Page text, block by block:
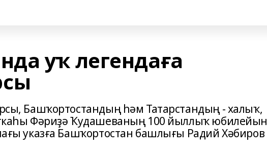
уҡ легендаға
Башҡортостандың һәм Татарстандың - халыҡ,
Фәриҙә Ҡудашеваның 100 йыллыҡ юбилейын
указға Башҡортостан башлығы Радий Хәбиров